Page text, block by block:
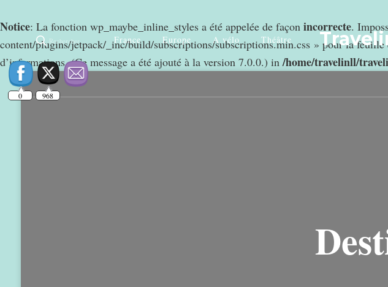
Notice: La fonction wp_maybe_inline_styles a été appelée de façon incorrecte.
content/plugins/jetpack/_inc/build/subscriptions/subscriptions.min.css » pour la
d’informations. (Ce message a été ajouté à la version 7.0.0.) in/home/travelinll/
Rechercher France Europe A vélo Théâtre
0 968